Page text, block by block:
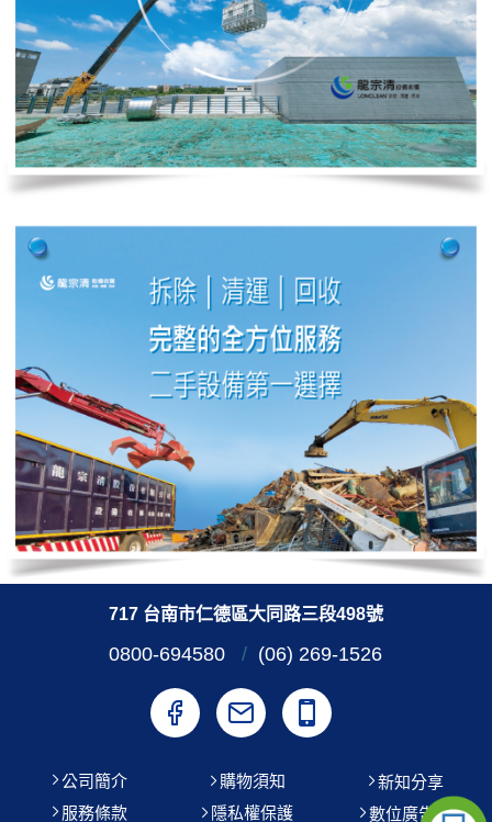
717 台南市仁德區大同路三段498號
0800-694580 / (06) 269-1526
公司簡介
服務條款
購物須知
隱私權保護
新知分享
數位廣告機